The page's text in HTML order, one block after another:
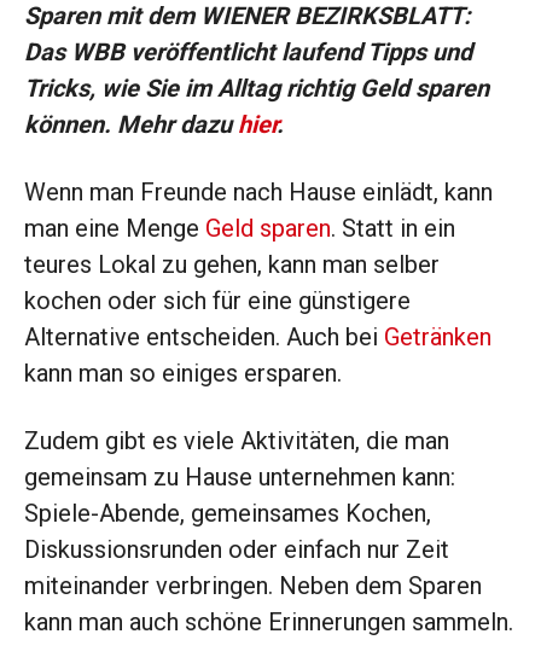
Sparen mit dem WIENER BEZIRKSBLATT:
Das WBB veröffentlicht laufend Tipps und
Tricks, wie Sie im Alltag richtig Geld sparen
können. Mehr dazuhier.
Wenn man Freunde nach Hause einlädt, kann
man eine Menge Geld sparen. Statt in ein
teures Lokal zu gehen, kann man selber
kochen oder sich für eine günstigere
Alternative entscheiden. Auch bei Getränken
kann man so einiges ersparen.
Zudem gibt es viele Aktivitäten, die man
gemeinsam zu Hause unternehmen kann:
Spiele-Abende, gemeinsames Kochen,
Diskussionsrunden oder einfach nur Zeit
miteinander verbringen. Neben dem Sparen
kann man auch schöne Erinnerungen sammeln.